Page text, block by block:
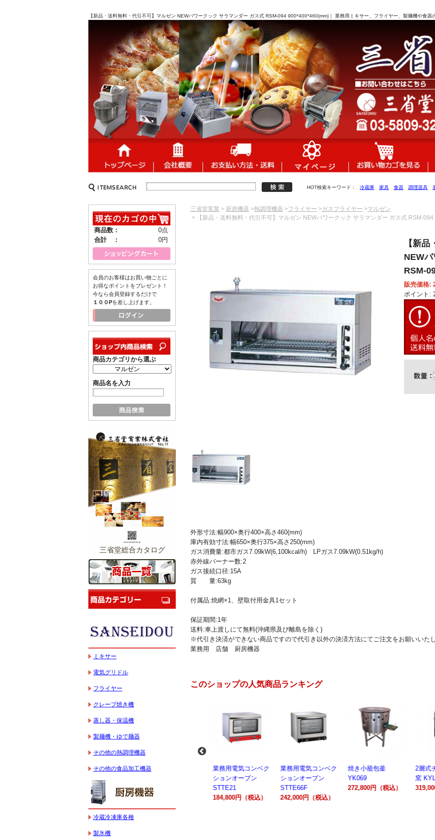
【新品・送料無料・代引不可】マルゼン NEWパワークック サラマンダー ガス式 RSM-094 900*400*460(mm)｜ 業務用ミキサー、フライヤー、製麺機や食器
HOT検索キーワード： 冷蔵庫 家具 食器 調理器具
三省堂実業 > 厨房機器 >熱調理機器 >フライヤー >ガスフライヤー >マルゼン
> 【新品・送料無料・代引不可】マルゼン NEWパワークック サラマンダー ガス式 RSM-
【新
NEW
RSM-
販売価格:
ポイント:
外形寸法:幅900×奥行400×高さ460(mm)
庫内有効寸法:幅650×奥行375×高さ250(mm)
ガス消費量:都市ガス7.09kW(6,100kcal/h) LPガス7.09kW(0.51kg/h)
赤外線バーナー数:2
ガス接続口径:15A
質 量:63kg
付属品:焼網×1、壁取付用金具1セット
保証期間:1年
送料:車上渡しにて無料(沖縄県及び離島を除く)
※代引き決済ができない商品ですので代引き以外の決済方法にてご注文をお願いいた
業務用 店舗 厨房機器
このショップの人気商品ランキング
業務用スパイラルミ
キサー 30L
HTHS30IN
595,100円（税込）
業務用電気コンベク
STTE21
184,800円（税込）
業務用電気コンベク
ションオーブン
STTE66F
242,000円（税込）
焼き小籠包釜
YK069
272,800円（税込）
2層式チャーシュー
窯 KYL00602A
319,000円（税込）
電動
300A
商品数：
0点
合計 ：
0円
会員のお客様はお買い物ごとに
お得なポイントをプレゼント！
今なら会員登録するだけで
１００Pを差し上げます。
商品カテゴリから選ぶ
商品名を入力
三省堂総合カタログ
ミキサー
電気グリドル
フライヤー
クレープ焼き機
蒸し器・保温機
製麺機・ゆで麺器
その他の熱調理機器
その他の食品加工機器
冷蔵冷凍庫各種
製氷機